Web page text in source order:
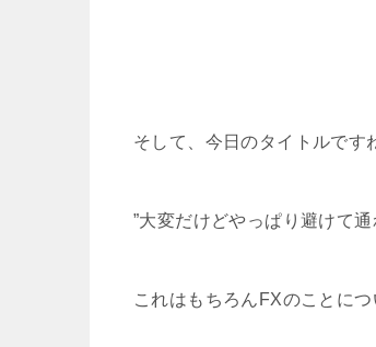
そして、今日のタイトルです
”大変だけどやっぱり避けて通
これはもちろんFXのことにつ